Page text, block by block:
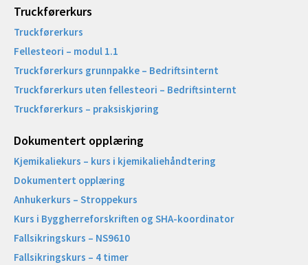
Truckførerkurs
Truckførerkurs
Fellesteori – modul 1.1
Truckførerkurs grunnpakke – Bedriftsinternt
Truckførerkurs uten fellesteori – Bedriftsinternt
Truckførerkurs – praksiskjøring
Dokumentert opplæring
Kjemikaliekurs – kurs i kjemikaliehåndtering
Dokumentert opplæring
Anhukerkurs – Stroppekurs
Kurs i Byggherreforskriften og SHA-koordinator
Fallsikringskurs – NS9610
Fallsikringskurs – 4 timer